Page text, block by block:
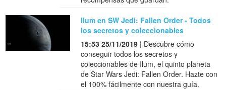
Ilum en SW Jedi: Fallen Order - Todos
los secretos y coleccionables
15:53 25/11/2019 | Descubre cómo
conseguir todos los secretos y
coleccionables de Ilum, el quinto planeta
de Star Wars Jedi: Fallen Order. Hazte con
el 100% fácilmente con nuestra guía.